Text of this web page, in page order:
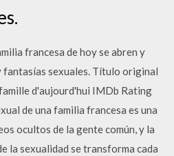
francesa de hoy se abren y
fantasías sexuales. Título original
d'aujourd'hui IMDb Rating
de una familia francesa es una
ocultos de la gente común, y la
la sexualidad se transforma cada